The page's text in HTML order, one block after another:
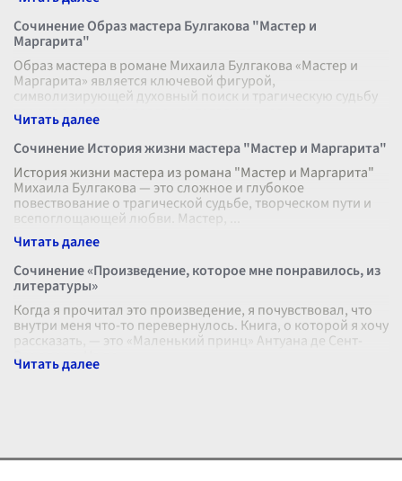
Сочинение Образ мастера Булгакова "Мастер и
Маргарита"
Образ мастера в романе Михаила Булгакова «Мастер и
Маргарита» является ключевой фигурой,
символизирующей духовный поиск и трагическую судьбу
творца в условиях давление тоталитарног
Сочинение История жизни мастера "Мастер и Маргарита"
История жизни мастера из романа "Мастер и Маргарита"
Михаила Булгакова — это сложное и глубокое
повествование о трагической судьбе, творческом пути и
всепоглощающей любви. Мастер,
Сочинение «Произведение, которое мне понравилось, из
литературы»
Когда я прочитал это произведение, я почувствовал, что
внутри меня что-то перевернулось. Книга, о которой я хочу
рассказать, — это «Маленький принц» Антуана де Сент-
Экзюпери. На пе